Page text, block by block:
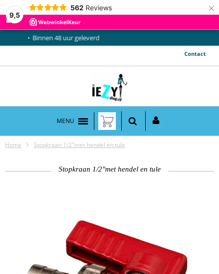
9,5
562 Reviews ×
Gratis verzending vanaf €50,-
Contact
MENU
Home Stopkraan 1/2"met hendel en tule
Stopkraan 1/2"met hendel en tule